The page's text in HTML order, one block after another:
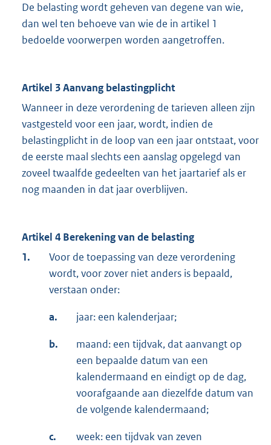
De belasting wordt geheven van degene van wie,
dan wel ten behoeve van wie de in artikel 1
bedoelde voorwerpen worden aangetroffen.
Artikel 3 Aanvang belastingplicht
Wanneer in deze verordening de tarieven alleen zijn
vastgesteld voor een jaar, wordt, indien de
belastingplicht in de loop van een jaar ontstaat, voor
de eerste maal slechts een aanslag opgelegd van
zoveel twaalfde gedeelten van het jaartarief als er
nog maanden in dat jaar overblijven.
Artikel 4 Berekening van de belasting
1.
Voor de toepassing van deze verordening
wordt, voor zover niet anders is bepaald,
verstaan onder:
a. jaar: een kalenderjaar;
b.
maand: een tijdvak, dat aanvangt op
een bepaalde datum van een
kalendermaand en eindigt op de dag,
voorafgaande aan diezelfde datum van
de volgende kalendermaand;
c.
week: een tijdvak van zeven